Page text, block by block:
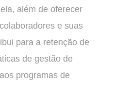
além de oferecer
e suas
para a retenção de
de gestão de
programas de